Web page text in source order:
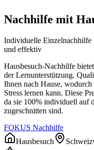
Nachhilfe mit
Individuelle Einzelnachhilfe
und effektiv
Hausbesuch-Nachhilfe
der Lernunterstützung.
Ihnen nach Hause,
Stress lernen kann. Diese
da sie 100% individuell auf
zugeschnitten sind.
FOKUS Nachhilfe
Hausbesuch